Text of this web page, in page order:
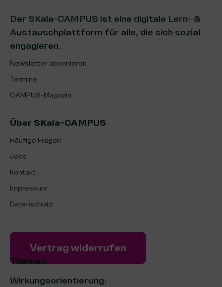
Der SKala-CAMPUS ist eine digitale Lern- &
Austauschplattform für alle, die sich sozial
engagieren.
Newsletter abonnieren
Termine
CAMPUS-Magazin
Über SKala-CAMPUS
Häufige Fragen
Jobs
Kontakt
Impressum
Datenschutz
Vertrag widerrufen
Themen
Wirkungsorientierung: